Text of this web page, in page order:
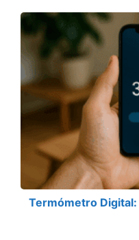
Termómetro Digital: